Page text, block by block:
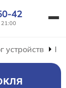
42
21:00
устройств